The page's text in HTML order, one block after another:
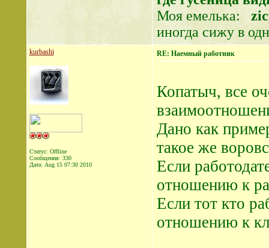
Моя емелька:
иногда сижу в
kurbashi
Статус: Offline
Сообщения: 330
Дата: Aug 15 07:30 2010
RE: Наемный работник
Копатыч, все
Дано как
такое же
Если
отношению к
Если тот кто
отношению к